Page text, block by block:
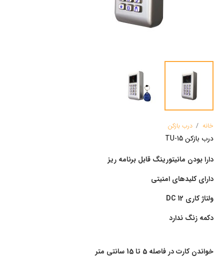
خانه / درب بازکن
درب بازکن TU-15
دارا بودن مانیتورینگ قابل برنامه ریز
دارای کلیدهای امنیتی
ولتاژ کاری 12
دکمه زنگ ندارد
خواندن کارت در فاصله 5 تا 15 سانتی متر